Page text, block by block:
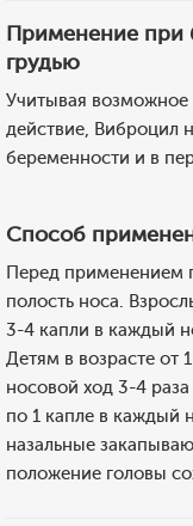
Применение при
грудью
Учитывая
действие, Виброцил
беременности и в
Способ
Перед применением
полость носа.
3-4 капли в каждый
Детям в возрасте от
носовой ход 3-4
по 1 капле в каждый
назальные
положение головы